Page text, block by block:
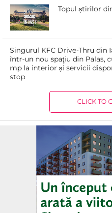
Topul știrilor
Singurul KFC Drive-Thru din
într-un nou spaţiu din Palas,
mp la interior și servicii
stop
CLICK TO